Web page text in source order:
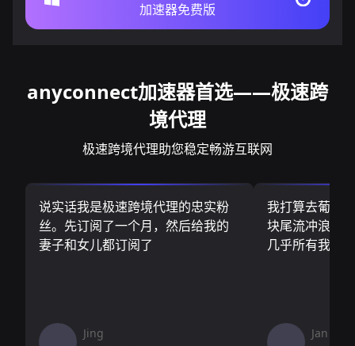
加速器免费版
anyconnect加速器首选——极速跨
境代理
极速跨境代理助您稳定畅游互联网
说实话我是极速跨境代理的忠实粉
丝。先订阅了一个月，然后给我的
妻子和女儿都订阅了
Jing
我打算去葡萄
块尾流冲浪板
几乎所有我需
Jan V